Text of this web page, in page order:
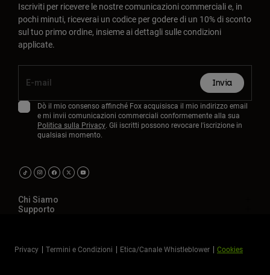
Iscriviti per ricevere le nostre comunicazioni commerciali e, in
pochi minuti, riceverai un codice per godere di un 10% di sconto
sul tuo primo ordine, insieme ai dettagli sulle condizioni
applicate.
Invia
Dò il mio consenso affinché Fox acquisisca il mio indirizzo email
e mi invii comunicazioni commerciali conformemente alla sua
Politica sulla Privacy. Gli iscritti possono revocare l'iscrizione in
qualsiasi momento.
Chi Siamo
Supporto
Privacy Termini e Condizioni Etica/Canale Whistleblower Cookies